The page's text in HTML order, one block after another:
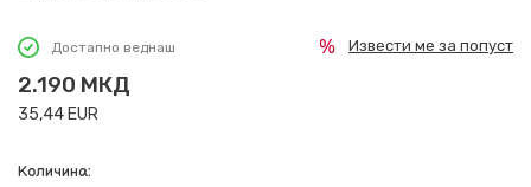
Достапно веднаш
2.190 МКД
35,44EUR
Извести ме за попуст
Количина: